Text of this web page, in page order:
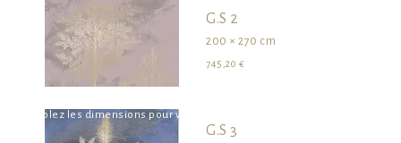
survolez les dimensions pour visualiser le produit dans son ensemble
G.S 2
200 × 270 cm
745,20 €
G.S 3